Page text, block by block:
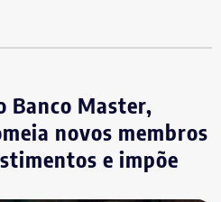
falecidos.
Witzel, mas o político
a campanha de Anthony
do jornal “O Globo”.
Banco Master,
novos membros
e impõe